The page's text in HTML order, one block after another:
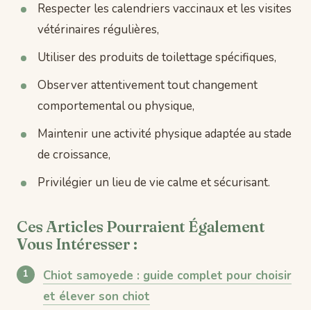
Respecter les calendriers vaccinaux et les visites
vétérinaires régulières,
Utiliser des produits de toilettage spécifiques,
Observer attentivement tout changement
comportemental ou physique,
Maintenir une activité physique adaptée au stade
de croissance,
Privilégier un lieu de vie calme et sécurisant.
Ces Articles Pourraient Également
Vous Intéresser :
Chiot samoyede : guide complet pour choisir
et élever son chiot